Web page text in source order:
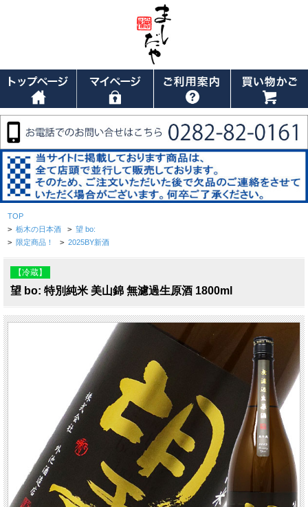
TOP
> 栃木の日本酒 > 望 bo:
> 限定商品！ > 2025BY新酒
【冷蔵】
望 bo: 特別純米 美山錦 無濾過生原酒 1800ml